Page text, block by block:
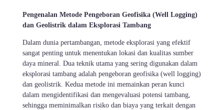
Pengenalan Metode Pengeboran Geofisika (Well Logging)
dan Geolistrik dalam Eksplorasi Tambang
Dalam dunia pertambangan, metode eksplorasi yang efektif
sangat penting untuk menentukan lokasi dan kualitas sumber
daya mineral. Dua teknik utama yang sering digunakan dalam
eksplorasi tambang adalah pengeboran geofisika (well logging)
dan geolistrik. Kedua metode ini memainkan peran kunci
dalam mengidentifikasi dan mengevaluasi potensi tambang,
sehingga meminimalkan risiko dan biaya yang terkait dengan